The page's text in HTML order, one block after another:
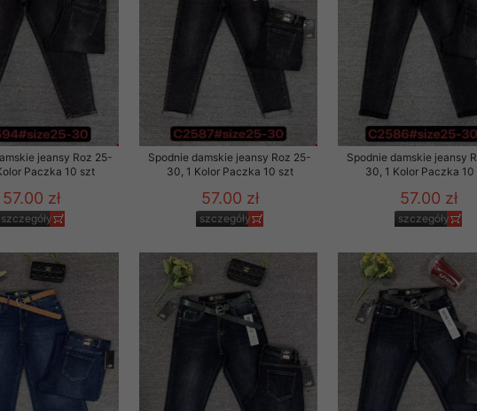
jeansy Roz 25-
Paczka 10 szt
57.00 zł
szczegóły
Spodnie damskie jeansy Roz 25-
30, 1 Kolor Paczka 10 szt
57.00 zł
szczegóły
Spodnie damskie jeansy
30, 1 Kolor Paczka 10
57.00 zł
szczegóły